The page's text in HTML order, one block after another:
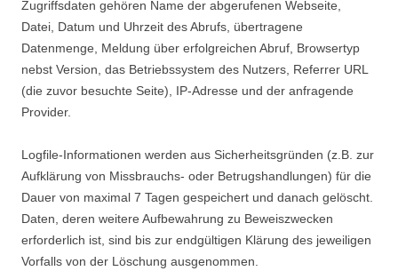
Zugriffsdaten gehören Name der abgerufenen Webseite,
Datei, Datum und Uhrzeit des Abrufs, übertragene
Datenmenge, Meldung über erfolgreichen Abruf, Browsertyp
nebst Version, das Betriebssystem des Nutzers, Referrer URL
(die zuvor besuchte Seite), IP-Adresse und der anfragende
Provider.
Logfile-Informationen werden aus Sicherheitsgründen (z.B. zur
Aufklärung von Missbrauchs- oder Betrugshandlungen) für die
Dauer von maximal 7 Tagen gespeichert und danach gelöscht.
Daten, deren weitere Aufbewahrung zu Beweiszwecken
erforderlich ist, sind bis zur endgültigen Klärung des jeweiligen
Vorfalls von der Löschung ausgenommen.